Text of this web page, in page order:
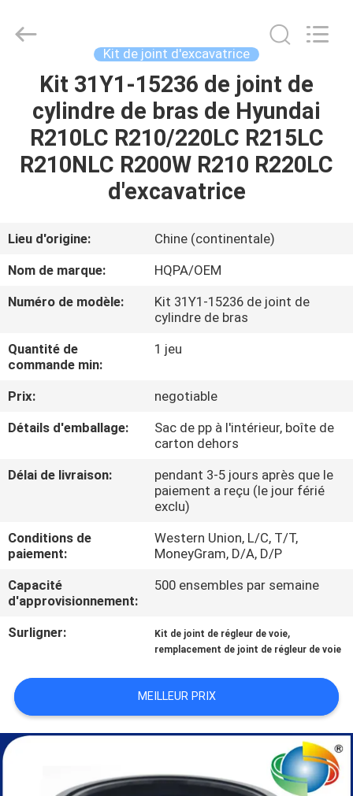
MAISON
PRODUITS
DE
NOUS
VISITE
D'USINE
CONTRÔLE
DE
SITE
PRIVACY
POLICY
Management
Services
Kit de joint d'excavatrice
Kit 31Y1-15236 de joint de
cylindre de bras de Hyundai
R210LC R210/220LC R215LC
R210NLC R200W R210 R220LC
d'excavatrice
Lieu d'origine:
Chine (continentale)
Nom de marque:
HQPA/OEM
Numéro de modèle:
Kit 31Y1-15236 de joint de
cylindre de bras
Quantité de
commande min:
1 jeu
Prix:
negotiable
Détails d'emballage:
Sac de pp à l'intérieur, boîte de
carton dehors
Délai de livraison:
pendant 3-5 jours après que le
paiement a reçu (le jour férié
exclu)
Conditions de
paiement:
Western Union, L/C, T/T,
MoneyGram, D/A, D/P
Capacité
d'approvisionnement:
500 ensembles par semaine
Surligner: Kit de joint de régleur de voie,
remplacement de joint de régleur de voie
MEILLEUR PRIX